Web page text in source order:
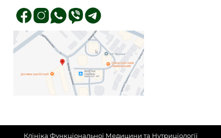
Клініка Функціональної Медицини та Нутриціології